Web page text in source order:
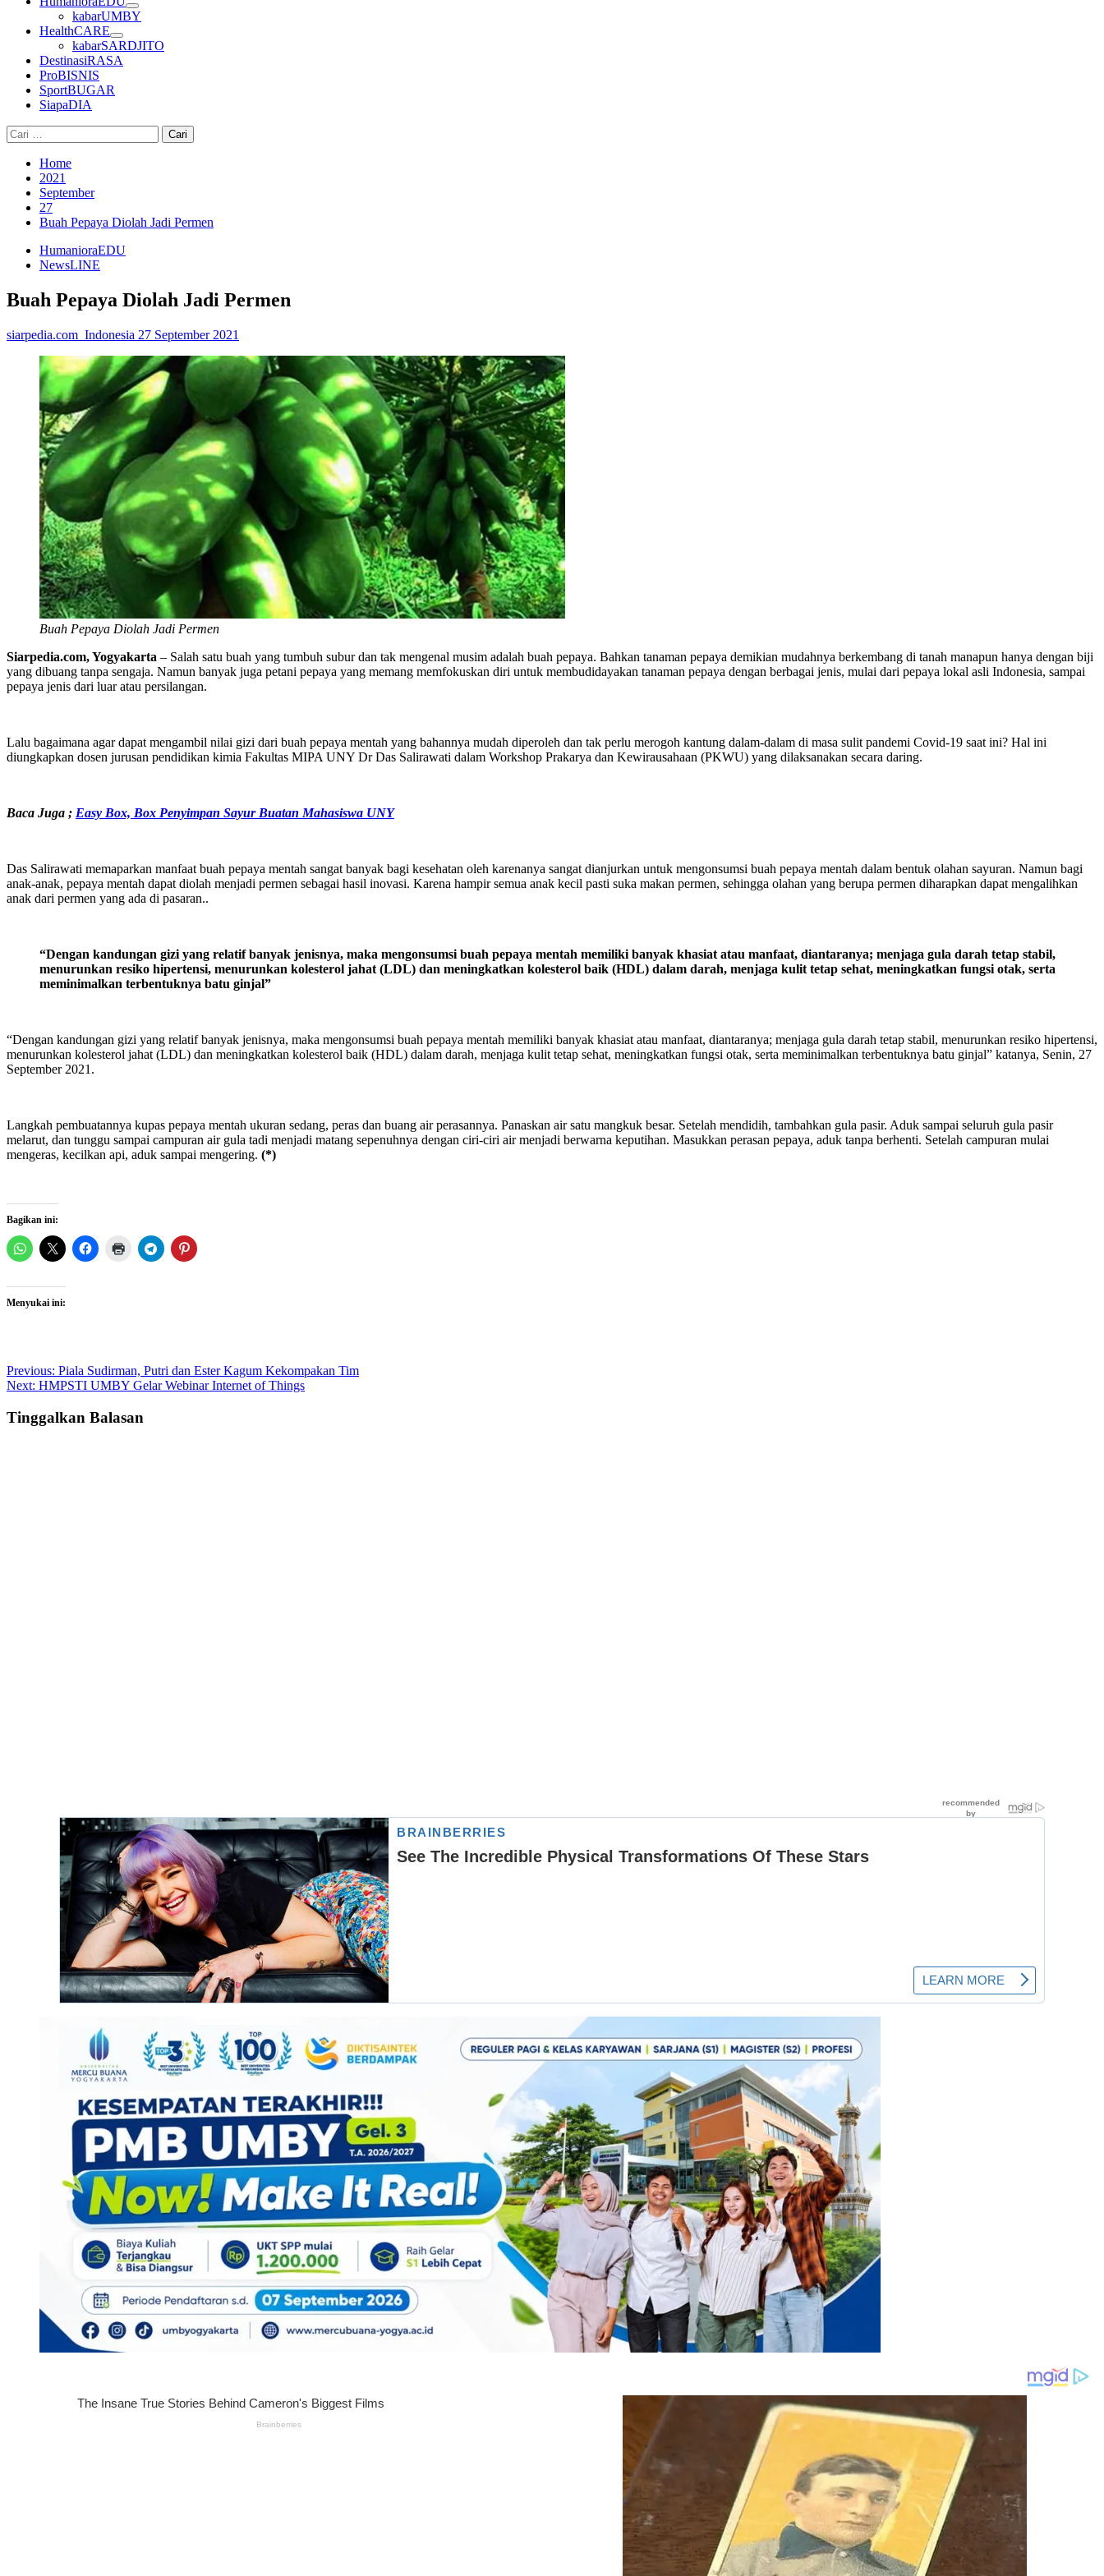
kabarUMBY
HealthCARE
kabarSARDJITO
DestinasiRASA
ProBISNIS
SportBUGAR
SiapaDIA
Cari
untuk:
Home
2021
September
27
Buah Pepaya Diolah Jadi Permen
HumanioraEDU
NewsLINE
Buah Pepaya Diolah Jadi Permen
siarpedia.com_Indonesia 27 September 2021
Buah Pepaya Diolah Jadi Permen
Siarpedia.com, Yogyakarta – Salah satu buah yang tumbuh subur dan tak mengenal musim adalah buah pepaya. Bahkan tanaman pepaya demikian mudahnya berkembang di tanah manapun hanya dengan biji
yang dibuang tanpa sengaja. Namun banyak juga petani pepaya yang memang memfokuskan diri untuk membudidayakan tanaman pepaya dengan berbagai jenis, mulai dari pepaya lokal asli Indonesia, sampai
pepaya jenis dari luar atau persilangan.
Lalu bagaimana agar dapat mengambil nilai gizi dari buah pepaya mentah yang bahannya mudah diperoleh dan tak perlu merogoh kantung dalam-dalam di masa sulit pandemi Covid-19 saat ini? Hal ini
diungkapkan dosen jurusan pendidikan kimia Fakultas MIPA UNY Dr Das Salirawati dalam Workshop Prakarya dan Kewirausahaan (PKWU) yang dilaksanakan secara daring.
Baca Juga ; Easy Box, Box Penyimpan Sayur Buatan Mahasiswa UNY
Das Salirawati memaparkan manfaat buah pepaya mentah sangat banyak bagi kesehatan oleh karenanya sangat dianjurkan untuk mengonsumsi buah pepaya mentah dalam bentuk olahan sayuran. Namun bagi
anak-anak, pepaya mentah dapat diolah menjadi permen sebagai hasil inovasi. Karena hampir semua anak kecil pasti suka makan permen, sehingga olahan yang berupa permen diharapkan dapat mengalihkan
anak dari permen yang ada di pasaran..
“Dengan kandungan gizi yang relatif banyak jenisnya, maka mengonsumsi buah pepaya mentah memiliki banyak khasiat atau manfaat, diantaranya; menjaga gula darah tetap stabil,
menurunkan resiko hipertensi, menurunkan kolesterol jahat (LDL) dan meningkatkan kolesterol baik (HDL) dalam darah, menjaga kulit tetap sehat, meningkatkan fungsi otak, serta
meminimalkan terbentuknya batu ginjal”
“Dengan kandungan gizi yang relatif banyak jenisnya, maka mengonsumsi buah pepaya mentah memiliki banyak khasiat atau manfaat, diantaranya; menjaga gula darah tetap stabil, menurunkan resiko hipertensi,
menurunkan kolesterol jahat (LDL) dan meningkatkan kolesterol baik (HDL) dalam darah, menjaga kulit tetap sehat, meningkatkan fungsi otak, serta meminimalkan terbentuknya batu ginjal” katanya, Senin, 27
September 2021.
Langkah pembuatannya kupas pepaya mentah ukuran sedang, peras dan buang air perasannya. Panaskan air satu mangkuk besar. Setelah mendidih, tambahkan gula pasir. Aduk sampai seluruh gula pasir
melarut, dan tunggu sampai campuran air gula tadi menjadi matang sepenuhnya dengan ciri-ciri air menjadi berwarna keputihan. Masukkan perasan pepaya, aduk tanpa berhenti. Setelah campuran mulai
mengeras, kecilkan api, aduk sampai mengering. (*)
Bagikan ini:
Menyukai ini:
Post
navigation
Previous: Piala Sudirman, Putri dan Ester Kagum Kekompakan Tim
Next: HMPSTI UMBY Gelar Webinar Internet of Things
Tinggalkan Balasan